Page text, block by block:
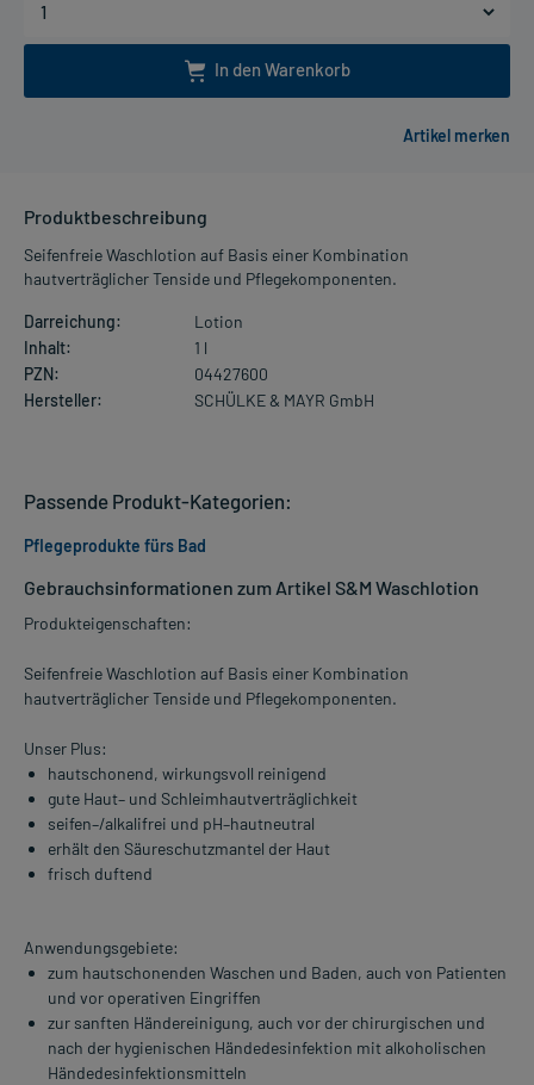
In den Warenkorb
Produktbeschreibung
Seifenfreie Waschlotion auf Basis einer Kombination
hautverträglicher Tenside und Pflegekomponenten.
Darreichung:
Lotion
Inhalt:
1 l
PZN:
04427600
Hersteller:
SCHÜLKE & MAYR GmbH
Gebrauchsinformationen zum Artikel S&M Waschlotion
Produkteigenschaften:
Seifenfreie Waschlotion auf Basis einer Kombination
hautverträglicher Tenside und Pflegekomponenten.
Unser Plus:
hautschonend, wirkungsvoll reinigend
gute Haut– und Schleimhautverträglichkeit
seifen–/alkalifrei und pH–hautneutral
erhält den Säureschutzmantel der Haut
frisch duftend
Anwendungsgebiete:
zum hautschonenden Waschen und Baden, auch von Patienten
und vor operativen Eingriffen
zur sanften Händereinigung, auch vor der chirurgischen und
nach der hygienischen Händedesinfektion mit alkoholischen
Händedesinfektionsmitteln
Passende Produkt-Kategorien:
Pflegeprodukte fürs Bad